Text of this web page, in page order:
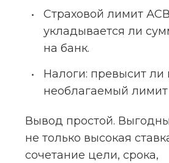
Страховой лимит
укладывается ли
на банк.
Налоги: превысит ли
необлагаемый лимит
Вывод простой.
не только высокая
сочетание цели, срока,